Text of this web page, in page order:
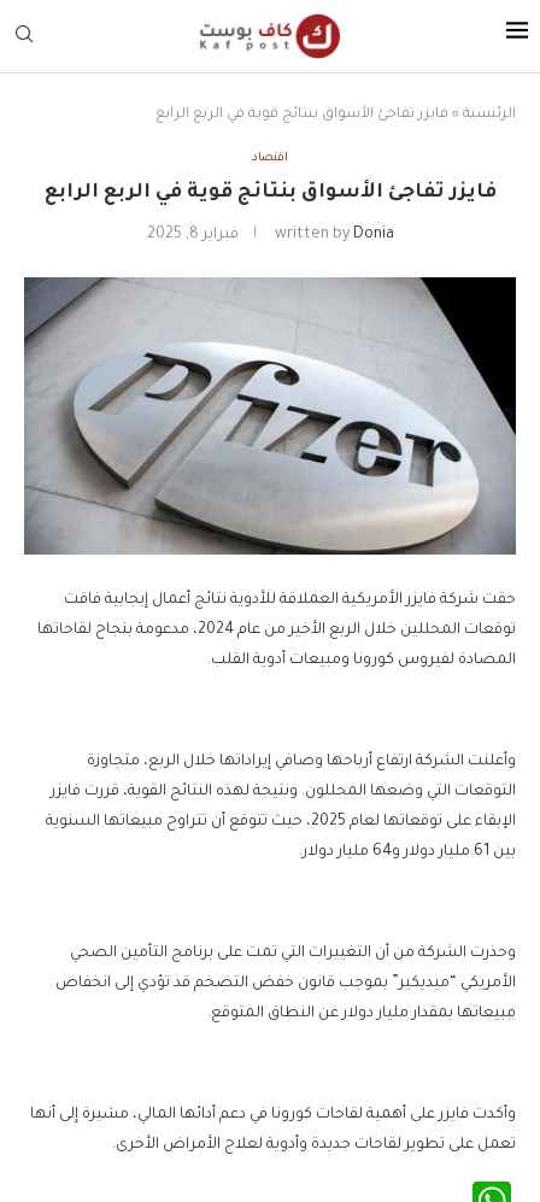
الرئيسية » فايزر تفاجئ الأسواق بنتائج قوية في الربع الرابع
اقتصاد
فايزر تفاجئ الأسواق بنتائج قوية في الربع الرابع
written by Donia فبراير 8, 2025
حقت شركة فايزر الأمريكية العملاقة للأدوية نتائج أعمال إيجابية فاقت
توقعات المحللين خلال الربع الأخير من عام 2024، مدعومة بنجاح لقاحاتها
المضادة لفيروس كورونا ومبيعات أدوية القلب.
وأعلنت الشركة ارتفاع أرباحها وصافي إيراداتها خلال الربع، متجاوزة
التوقعات التي وضعها المحللون. ونتيجة لهذه النتائج القوية، قررت فايزر
الإبقاء على توقعاتها لعام 2025، حيث تتوقع أن تتراوح مبيعاتها السنوية
بين 61 مليار دولار و64 مليار دولار.
وحذرت الشركة من أن التغييرات التي تمت على برنامج التأمين الصحي
الأمريكي “ميديكير” بموجب قانون خفض التضخم قد تؤدي إلى انخفاض
مبيعاتها بمقدار مليار دولار عن النطاق المتوقع.
وأكدت فايزر على أهمية لقاحات كورونا في دعم أدائها المالي، مشيرة إلى أنها
تعمل على تطوير لقاحات جديدة وأدوية لعلاج الأمراض الأخرى.